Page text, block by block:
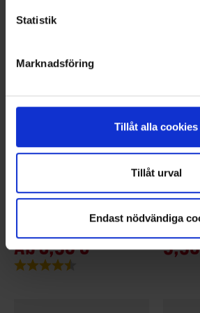
Statistik
Marknadsföring
Tillåt alla cookies
Tillåt urval
Endast nödvändiga
High Mountain
3526
Ab3,95 €
Bewertung:
3650